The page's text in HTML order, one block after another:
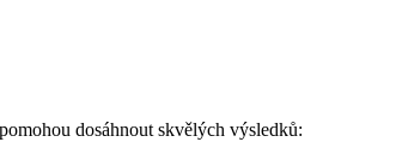
dosáhnout ⁤skvělých výsledků: